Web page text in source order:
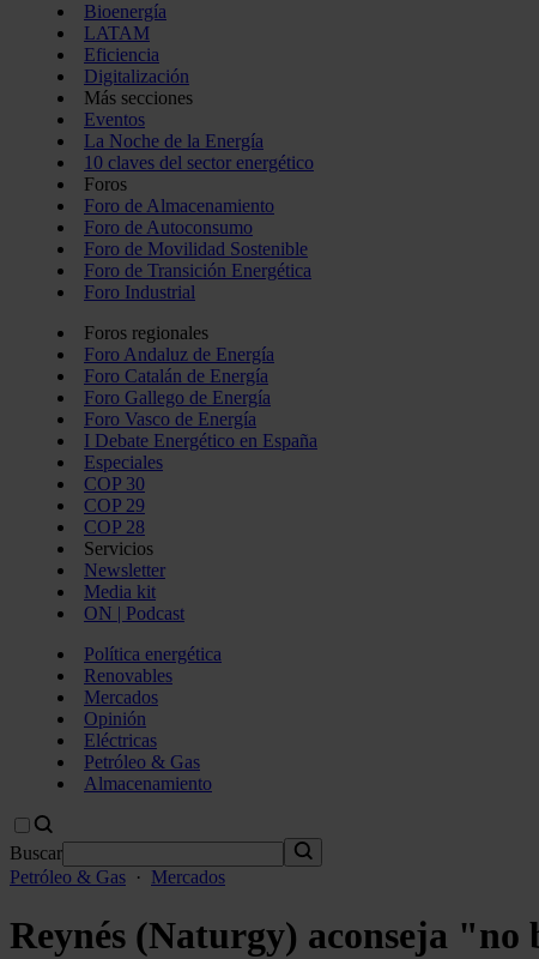
Bioenergía
LATAM
Eficiencia
Digitalización
Más secciones
Eventos
La Noche de la Energía
10 claves del sector energético
Foros
Foro de Almacenamiento
Foro de Autoconsumo
Foro de Movilidad Sostenible
Foro de Transición Energética
Foro Industrial
Foros regionales
Foro Andaluz de Energía
Foro Catalán de Energía
Foro Gallego de Energía
Foro Vasco de Energía
I Debate Energético en España
Especiales
COP 30
COP 29
COP 28
Servicios
Newsletter
Media kit
ON | Podcast
Política energética
Renovables
Mercados
Opinión
Eléctricas
Petróleo & Gas
Almacenamiento
Buscar
Petróleo & Gas · Mercados
Reynés (Naturgy) aconseja